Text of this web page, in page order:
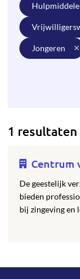
jongeren
1 resultaten
Centrum
De geestelijk
bieden
bij zingeving en